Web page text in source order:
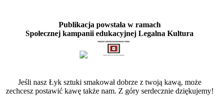
Publikacja powstała w ramach
Społecznej kampanii edukacyjnej Legalna Kultura
Jeśli nasz Łyk sztuki smakował dobrze z twoją kawą, może
zechcesz postawić kawę także nam. Z góry serdecznie dziękujemy!